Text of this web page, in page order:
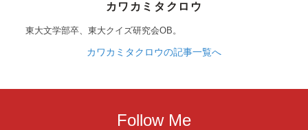
カワカミタクロウ
東大文学部卒、東大クイズ研究会OB。
カワカミタクロウの記事一覧へ
Follow Me